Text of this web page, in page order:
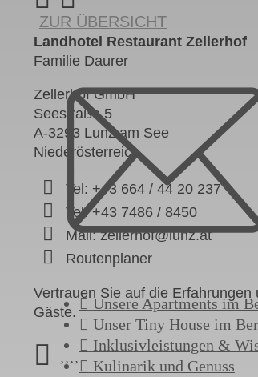
ZUR ÜBERSICHT
Unsere Apartments im
Unser Tiny House im
Inklusivleistungen &
Kulinarik und Genuss
Landhotel Restaurant Zellerhof
Familie Daurer
Zellerhof GmbH
Seestraße 5
A-3293 Lunz am See
Niederösterreich
Tel: +43 664 / 44 20 237
Tel: +43 7486 / 8450
Mail: zellerhof@lunz.at
Routenplaner
Vertrauen Sie auf die Erfahrungen
Gäste.